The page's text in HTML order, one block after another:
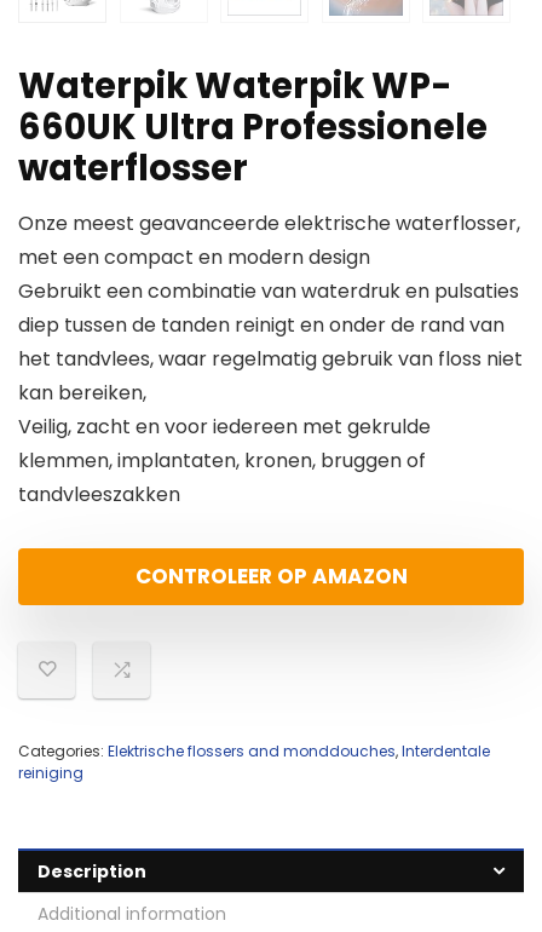
Waterpik Waterpik WP-
660UK Ultra Professionele
waterflosser
Onze meest geavanceerde elektrische waterflosser,
met een compact en modern design
Gebruikt een combinatie van waterdruk en pulsaties
diep tussen de tanden reinigt en onder de rand van
het tandvlees, waar regelmatig gebruik van floss niet
kan bereiken,
Veilig, zacht en voor iedereen met gekrulde
klemmen, implantaten, kronen, bruggen of
tandvleeszakken
CONTROLEER OP AMAZON
Categories: Elektrische flossers and monddouches,Interdentale
reiniging
Description
Additional information